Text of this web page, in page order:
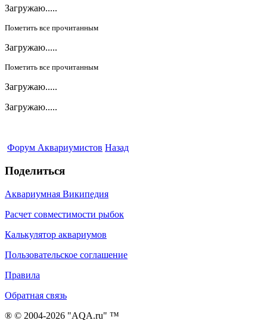
Загружаю.....
Пометить все прочитанным
Загружаю.....
Пометить все прочитанным
Загружаю.....
Загружаю.....
Форум Аквариумистов Назад
Поделиться
Аквариумная Википедия
Расчет совместимости рыбок
Калькулятор аквариумов
Пользовательское соглашение
Правила
Обратная связь
® © 2004-2026 "AQA.ru" ™